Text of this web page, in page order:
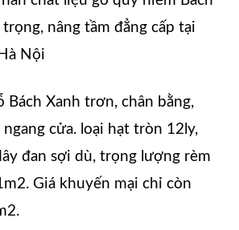
trọng, nâng tầm đẳng cấp tại
Nội
Bách Xanh trơn, chân bằng,
cửa. loại hạt tròn 12ly,
đan sợi dù, trọng lượng rèm
Giá khuyến mại chỉ còn